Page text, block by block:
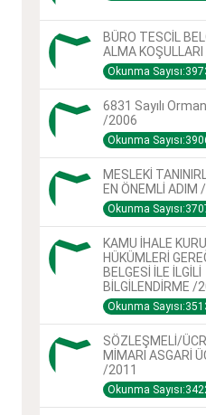
BÜRO TESCİL
ALMA
Okunma
6831 Sayılı
/2006
Okunma
MESLEKİ
EN ÖNEMLİ ADIM
Okunma
KAMU İHALE
HÜKÜMLERİ
BELGESİ İLE İLGİLİ
BİLGİLENDİRME /
Okunma
SÖZLEŞMELİ/
MİMARI ASGARİ
/2011
Okunma